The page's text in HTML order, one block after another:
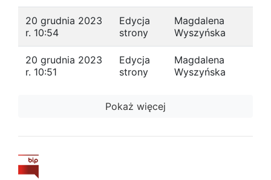
20 grudnia 2023
r. 10:54
Edycja
strony
Magdalena
Wyszyńska
20 grudnia 2023
r. 10:51
Edycja
strony
Magdalena
Wyszyńska
Pokaż więcej